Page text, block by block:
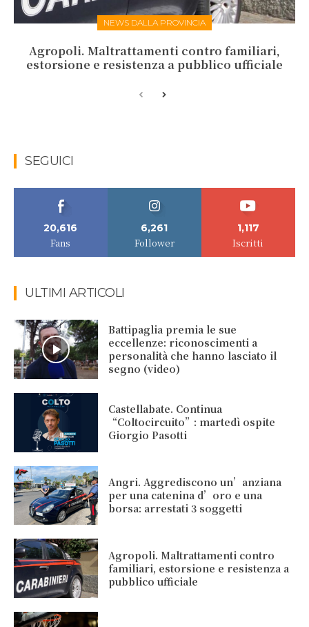
NEWS DALLA PROVINCIA
Agropoli. Maltrattamenti contro familiari,
estorsione e resistenza a pubblico ufficiale
SEGUICI
20,616
Fans
6,261
Follower
1,117
Iscritti
ULTIMI ARTICOLI
Battipaglia premia le sue
eccellenze: riconoscimenti a
personalità che hanno lasciato il
segno (video)
Castellabate. Continua
“Coltocircuito”: martedì ospite
Giorgio Pasotti
Angri. Aggrediscono un’anziana
per una catenina d’oro e una
borsa: arrestati 3 soggetti
Agropoli. Maltrattamenti contro
familiari, estorsione e resistenza a
pubblico ufficiale